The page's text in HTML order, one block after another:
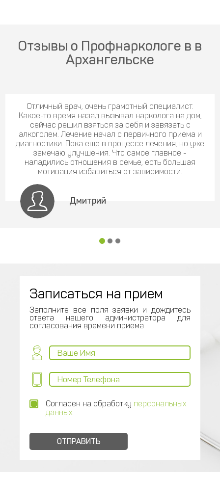
Отзывы о Профнаркологе в в
Архангельске
Отличный врач, очень грамотный специалист.
Какое-то время назад вызывал нарколога на дом,
сейчас решил взяться за себя и завязать с
алкоголем. Лечение начал с первичного приема и
диагностики. Пока еще в процессе лечения, но уже
замечаю улучшения. Что самое главное -
наладились отношения в семье, есть большая
мотивация избавиться от зависимости.
Дмитрий
Записаться на прием
Заполните все поля заявки и дождитесь
ответа нашего администратора для
согласования времени приема
Согласен на обработку персональных
данных